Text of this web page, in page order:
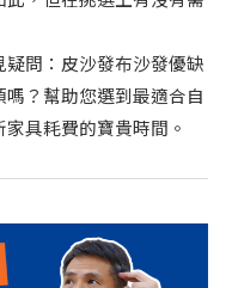
問：皮沙發布沙發優缺
？幫助您選到最適合自
具耗費的寶貴時間。